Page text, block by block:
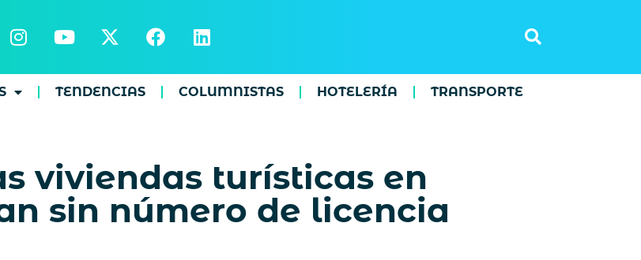
TENDENCIAS COLUMNISTAS HOTELERÍA TRANSPORTE
viviendas turísticas en
sin número de licencia